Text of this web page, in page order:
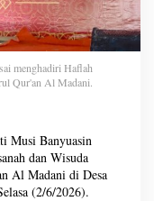
menghadiri Haflah
Qur'an Al Madani.
Musi Banyuasin
dan Wisuda
Al Madani di Desa
(2/6/2026).